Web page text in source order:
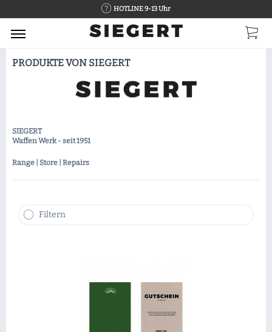
HOTLINE 9-13 Uhr
PRODUKTE VON SIEGERT
SIEGERT
Waffen Werk - seit 1951
Range | Store | Repairs
Filtern